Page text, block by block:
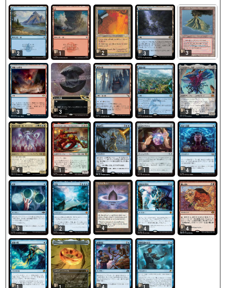
2 1 2 3 3
3 3 1 1 3
4 1 4 1 4
3 2 4 4 4